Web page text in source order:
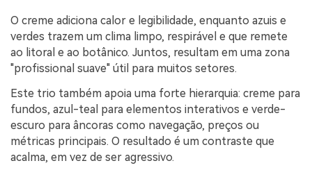
O creme adiciona calor e legibilidade, enquanto azuis e
verdes trazem um clima limpo, respirável e que remete
ao litoral e ao botânico. Juntos, resultam em uma zona
"profissional suave" útil para muitos setores.
Este trio também apoia uma forte hierarquia: creme para
fundos, azul-teal para elementos interativos e verde-
escuro para âncoras como navegação, preços ou
métricas principais. O resultado é um contraste que
acalma, em vez de ser agressivo.